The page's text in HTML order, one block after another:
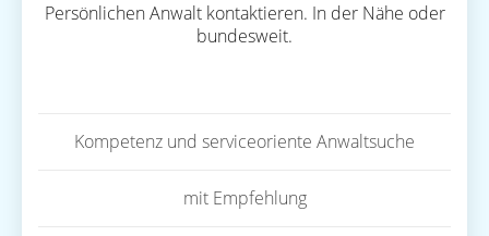
Persönlichen Anwalt kontaktieren. In der Nähe oder
bundesweit.
Kompetenz und serviceoriente Anwaltsuche
mit Empfehlung